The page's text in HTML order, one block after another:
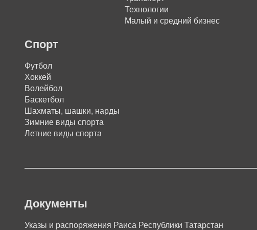
Технологии
Малый и средний бизнес
Спорт
Футбол
Хоккей
Волейбол
Баскетбол
Шахматы, шашки, нарды
Зимние виды спорта
Летние виды спорта
Документы
Указы и распоряжения Раиса Республики Татарстан